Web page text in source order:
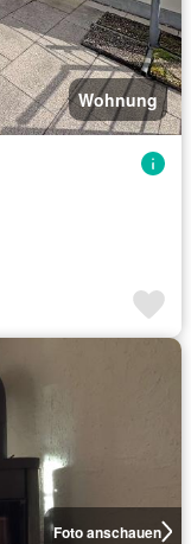
Wohnung
Foto anschauen